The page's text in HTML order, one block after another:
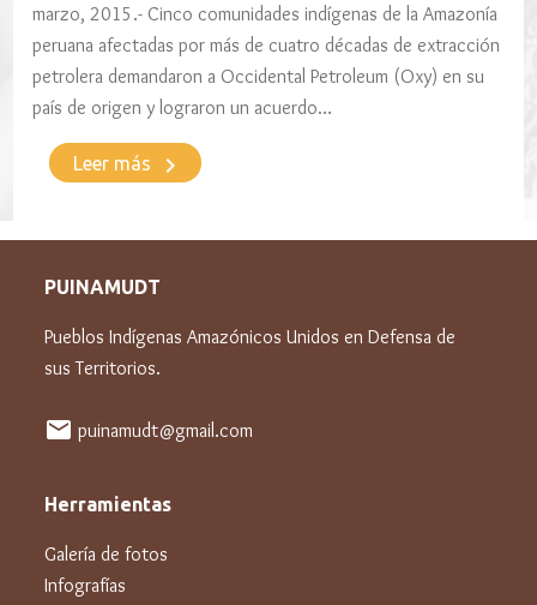
marzo, 2015.- Cinco comunidades indígenas de la Amazonía
peruana afectadas por más de cuatro décadas de extracción
petrolera demandaron a Occidental Petroleum (Oxy) en su
país de origen y lograron un acuerdo…
Leer más keyboard_arrow_right
PUINAMUDT
Pueblos Indígenas Amazónicos Unidos en Defensa de
sus Territorios.
mail puinamudt@gmail.com
Herramientas
Galería de fotos
Infografías